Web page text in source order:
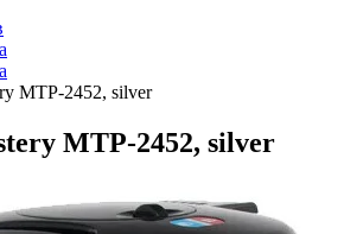
MTP-2452, silver
MTP-2452, silver